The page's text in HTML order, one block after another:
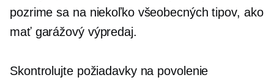
pozrime sa na niekoľko všeobecných tipov, ako
mať garážový výpredaj.
Skontrolujte požiadavky na povolenie